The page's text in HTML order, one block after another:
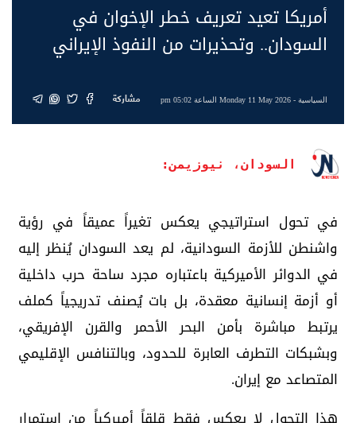
أمريكا تعيد تعريف خطر الإخوان في
السودان.. وتحذيرات من النفوذ الإيراني
السياسية- Monday 11 May 2026 الساعة 05:02 pm مشاركة
السودان، نيوزيمن:
في تحول استراتيجي يعكس تغيراً عميقاً في رؤية
واشنطن للأزمة السودانية، لم يعد السودان يُنظر إليه
في الدوائر الأميركية باعتباره مجرد ساحة حرب داخلية
أو أزمة إنسانية معقدة، بل بات يُصنف تدريجياً كملف
يرتبط مباشرة بأمن البحر الأحمر والقرن الإفريقي،
وبشبكات التطرف العابرة للحدود، وبالتنافس الإقليمي
المتصاعد مع إيران.